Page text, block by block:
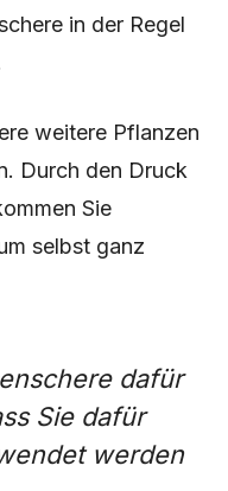
in der Regel
weitere Pflanzen
Durch den Druck
Sie
selbst ganz
dafür
Sie dafür
werden